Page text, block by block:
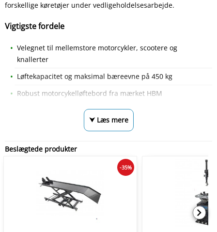
forskellige køretøjer under vedligeholdelsesarbejde.
Vigtigste fordele
Velegnet til mellemstore motorcykler, scootere og
knallerter
Løftekapacitet og maksimal bæreevne på 450 kg
Robust motorcykelløftebord fra mærket HBM
⮟ Læs mere
Beslægtede produkter
-35%